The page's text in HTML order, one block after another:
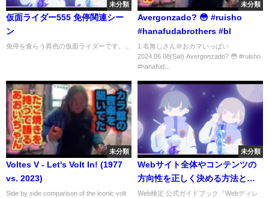
未分類
仮面ライダー555 免停関連シー
ン
免停を食らう異色の仮面ライダーです。...
未分類
Avergonzado? 😳 #ruisho
#hanafudabrothers #bl
1:名無しさん＠おカマいっぱい
2024.06.08(Sat) Avergonzado? 😳 #ruisho
#hanafud...
未分類
Voltes V - Let's Volt In! (1977
vs. 2023)
Side by side comparison of the iconic volt
未分類
Webサイト全体やコンテンツの
方向性を正しく決める方法とは
【Webディレクション集中講義
Web検定 公式ガイドブック『Webディレ